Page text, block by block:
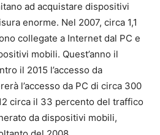
ad acquistare dispositivi
enorme. Nel 2007, circa 1,1
collegate a Internet dal PC e
mobili. Quest’anno il
il 2015 l’accesso da
l’accesso da PC di circa 300
circa il 33 percento del traffico
da dispositivi mobili,